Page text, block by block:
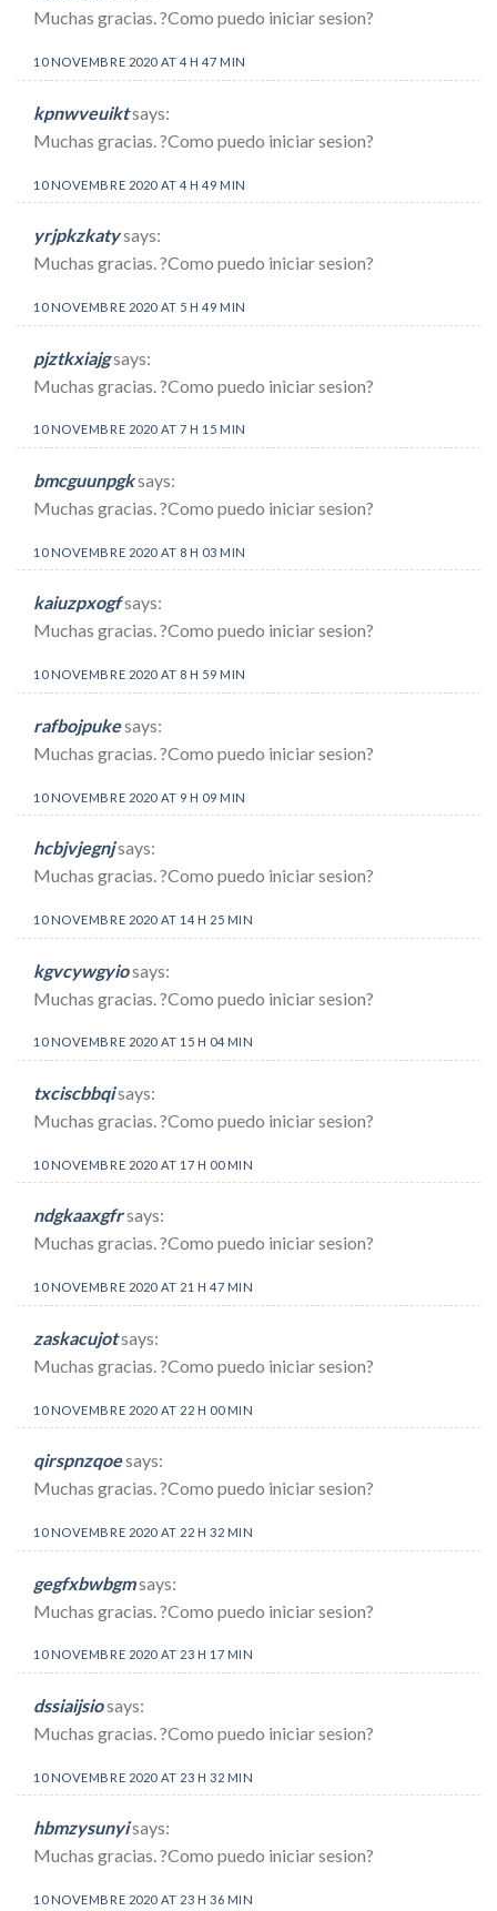
Muchas gracias. ?Como puedo iniciar sesion?
10 NOVEMBRE 2020 AT 4 H 47 MIN
kpnwveuiktsays:
Muchas gracias. ?Como puedo iniciar sesion?
10 NOVEMBRE 2020 AT 4 H 49 MIN
yrjpkzkatysays:
Muchas gracias. ?Como puedo iniciar sesion?
10 NOVEMBRE 2020 AT 5 H 49 MIN
pjztkxiajgsays:
Muchas gracias. ?Como puedo iniciar sesion?
10 NOVEMBRE 2020 AT 7 H 15 MIN
bmcguunpgksays:
Muchas gracias. ?Como puedo iniciar sesion?
10 NOVEMBRE 2020 AT 8 H 03 MIN
kaiuzpxogfsays:
Muchas gracias. ?Como puedo iniciar sesion?
10 NOVEMBRE 2020 AT 8 H 59 MIN
rafbojpukesays:
Muchas gracias. ?Como puedo iniciar sesion?
10 NOVEMBRE 2020 AT 9 H 09 MIN
hcbjvjegnjsays:
Muchas gracias. ?Como puedo iniciar sesion?
10 NOVEMBRE 2020 AT 14 H 25 MIN
kgvcywgyiosays:
Muchas gracias. ?Como puedo iniciar sesion?
10 NOVEMBRE 2020 AT 15 H 04 MIN
txciscbbqisays:
Muchas gracias. ?Como puedo iniciar sesion?
10 NOVEMBRE 2020 AT 17 H 00 MIN
ndgkaaxgfrsays:
Muchas gracias. ?Como puedo iniciar sesion?
10 NOVEMBRE 2020 AT 21 H 47 MIN
zaskacujotsays:
Muchas gracias. ?Como puedo iniciar sesion?
10 NOVEMBRE 2020 AT 22 H 00 MIN
qirspnzqoesays:
Muchas gracias. ?Como puedo iniciar sesion?
10 NOVEMBRE 2020 AT 22 H 32 MIN
gegfxbwbgmsays:
Muchas gracias. ?Como puedo iniciar sesion?
10 NOVEMBRE 2020 AT 23 H 17 MIN
dssiaijsiosays:
Muchas gracias. ?Como puedo iniciar sesion?
10 NOVEMBRE 2020 AT 23 H 32 MIN
hbmzysunyisays:
Muchas gracias. ?Como puedo iniciar sesion?
10 NOVEMBRE 2020 AT 23 H 36 MIN